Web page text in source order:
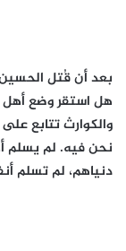
بعد أن قُتل
هل استقر وضع أهل
والكوارث تتابع
نحن فيه. لم يسلم
دنياهم، لم تسلم